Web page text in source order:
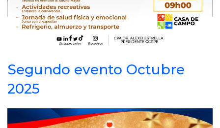
Segundo evento Octubre
2025